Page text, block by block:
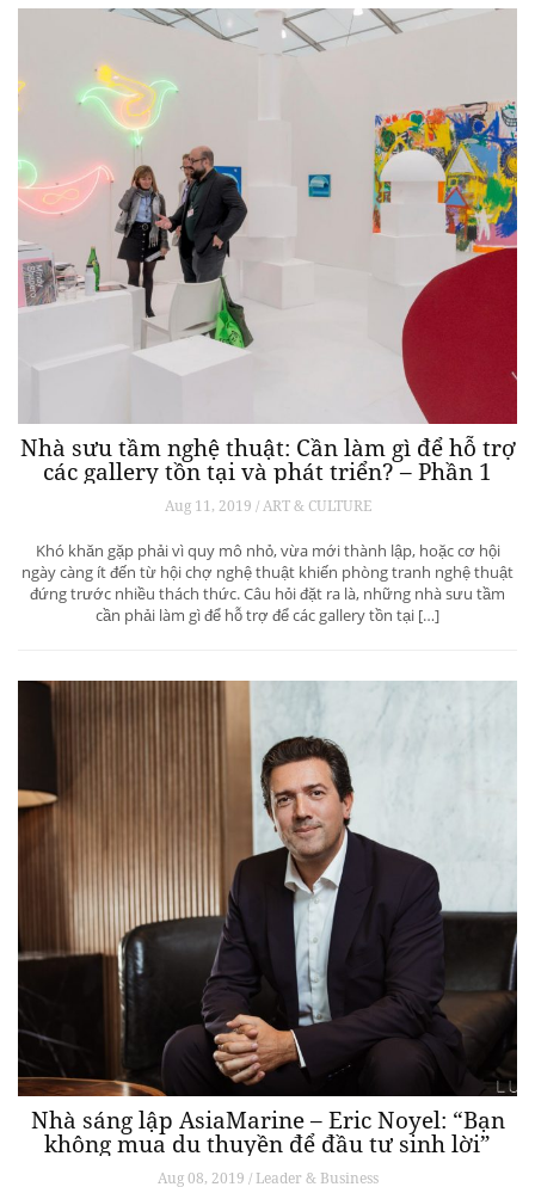
Nhà sưu tầm nghệ thuật: Cần làm gì để hỗ trợ
các gallery tồn tại và phát triển? – Phần 1
Aug 11, 2019 / ART & CULTURE
Khó khăn gặp phải vì quy mô nhỏ, vừa mới thành lập, hoặc cơ hội
ngày càng ít đến từ hội chợ nghệ thuật khiến phòng tranh nghệ thuật
đứng trước nhiều thách thức. Câu hỏi đặt ra là, những nhà sưu tầm
cần phải làm gì để hỗ trợ để các gallery tồn tại […]
Nhà sáng lập AsiaMarine – Eric Noyel: “Bạn
không mua du thuyền để đầu tư sinh lời”
Aug 08, 2019 / Leader & Business